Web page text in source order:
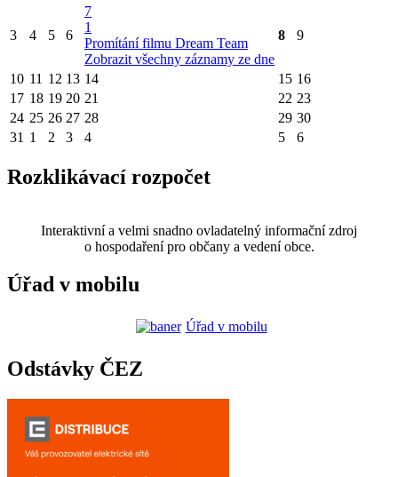
3 4 5 6
7
1
Promítání filmu Dream Team
Zobrazit všechny záznamy ze dne
8 9
10 11 12 13 14 15 16
17 18 19 20 21 22 23
24 25 26 27 28 29 30
31 1 2 3 4 5 6
Rozklikávací rozpočet
Interaktivní a velmi snadno ovladatelný informační zdroj
o hospodaření pro občany a vedení obce.
Úřad v mobilu
Úřad v mobilu
Odstávky ČEZ